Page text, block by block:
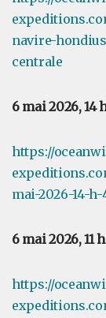
navire-
centrale
6 mai 2026, 14
https://
mai-2026-14-
6 mai 2026, 11
https://